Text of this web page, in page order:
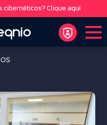
cibernéticos? Clique aqui